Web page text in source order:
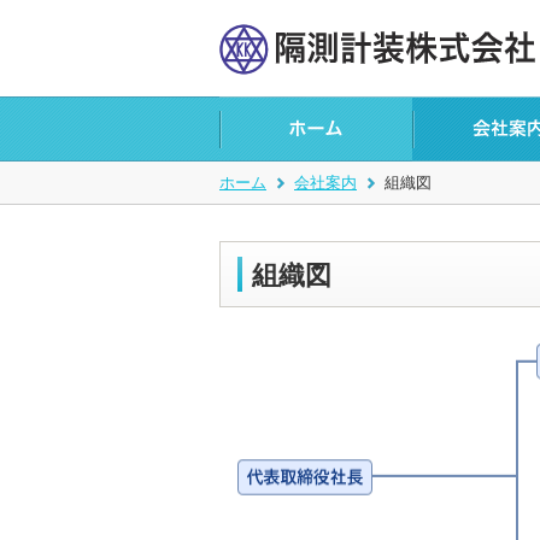
ホーム 会社案内 組織図
組織図